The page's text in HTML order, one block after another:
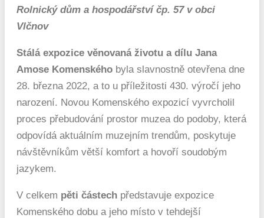
Rolnický dům a hospodářství čp. 57 v obci
Vlčnov
Stálá expozice věnovaná životu a dílu Jana
Amose Komenského byla slavnostně otevřena dne
28. března 2022, a to u příležitosti 430. výročí jeho
narození. Novou Komenského expozicí vyvrcholil
proces přebudování prostor muzea do podoby, která
odpovídá aktuálním muzejním trendům, poskytuje
návštěvníkům větší komfort a hovoří soudobým
jazykem.
V celkem pěti částech představuje expozice
Komenského dobu a jeho místo v tehdejší